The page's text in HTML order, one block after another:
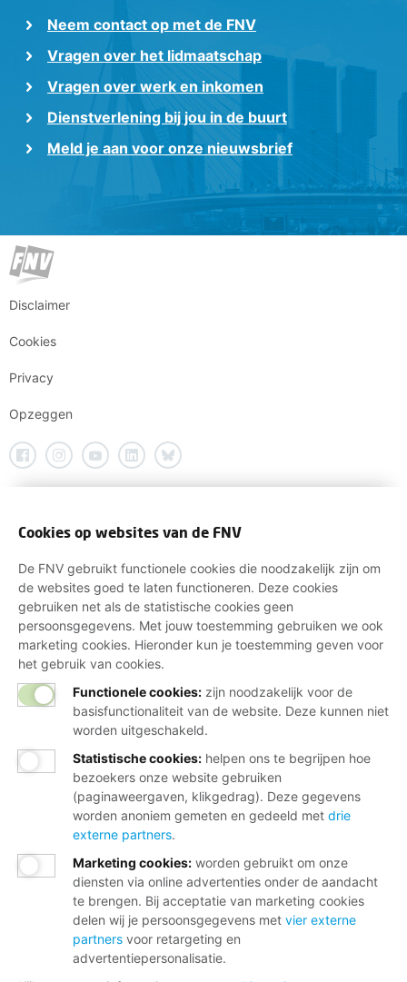
Neem contact op met de FNV
Vragen over het lidmaatschap
Vragen over werk en inkomen
Dienstverlening bij jou in de buurt
Meld je aan voor onze nieuwsbrief
Disclaimer
Cookies
Privacy
Opzeggen
Cookies op websites van de FNV
De FNV gebruikt functionele cookies die noodzakelijk zijn om
de websites goed te laten functioneren. Deze cookies
gebruiken net als de statistische cookies geen
persoonsgegevens. Met jouw toestemming gebruiken we ook
marketing cookies. Hieronder kun je toestemming geven voor
het gebruik van cookies.
Functionele cookies: zijn noodzakelijk voor de
basisfunctionaliteit van de website. Deze kunnen niet
worden uitgeschakeld.
Statistische cookies: helpen ons te begrijpen hoe
bezoekers onze website gebruiken
(paginaweergaven, klikgedrag). Deze gegevens
worden anoniem gemeten en gedeeld met drie
externe partners.
Marketing cookies: worden gebruikt om onze
diensten via online advertenties onder de aandacht
te brengen. Bij acceptatie van marketing cookies
delen wij je persoonsgegevens met vier externe
partners voor retargeting en
advertentiepersonalisatie.